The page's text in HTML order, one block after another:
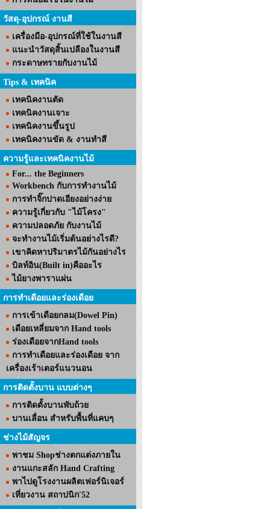
วัสดุ-อุปกรณ์ งานสี
เครื่องมือ-อุปกรณ์ที่ใช้ในงานสี
แนะนำวัสดุสิ้นเปลืองในงานสี
กระดาษทรายกับงานไม้
Tips & เทคนิค
เทคนิคงานตัด
เทคนิคงานเจาะ
เทคนิคงานขึ้นรูป
เทคนิคงานขัด & งานทำสี
ความรู้และเทคนิคงานไม้
For... the Beginners
Workbench กับการทำงานไม้
การทำจิ๊กปาดเอียงอย่างง่าย
ความรู้เกี่ยวกับ "ไม้โครง"
ความปลอดภัย กับงานไม้
จะทำงานไม้เริ่มต้นอย่างไรดี?
เขาคิดหาปริมาตรไม้กันอย่างไร
บิลท์อิน(Built in)คืออะไร
ไม้ยางพาราแผ่น
การทำเดือยและร่องเดือย
การเข้าเดือยกลม(Dowel Pin)
เดือยเหลี่ยมจาก Hand tools
ร่องเดือยจากHand tools
การทำเดือยและร่องเดือย จาก
เครื่องเร้าเตอร์แนวนอน
การติดตั้งบาน แบบต่างๆ
การติดตั้งบานพับถ้วย
บานเลื่อน สำหรับพื้นที่แคบๆ
ช่างไม้สัญจร
พาชม Shopช่างตกแต่งภายใน
งานแกะสลัก Hand Crafting
พาไปดูโรงงานผลิตเฟอร์นิเจอร์
เที่ยวงาน สถาปนิก'52